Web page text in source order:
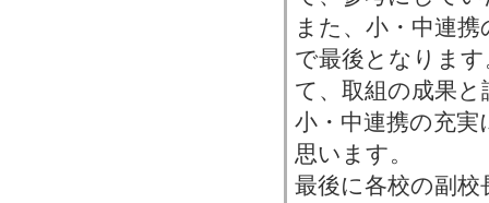
また、小・中連
で最後となりま
て、取組の成果
小・中連携の充
思います。
最後に各校の副校